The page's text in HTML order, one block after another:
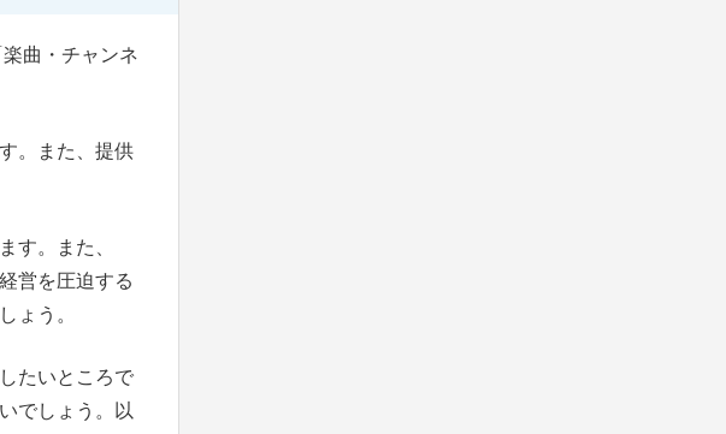
曲・チャンネ
。また、提供
す。また、
営を圧迫する
ょう。
たいところで
でしょう。以